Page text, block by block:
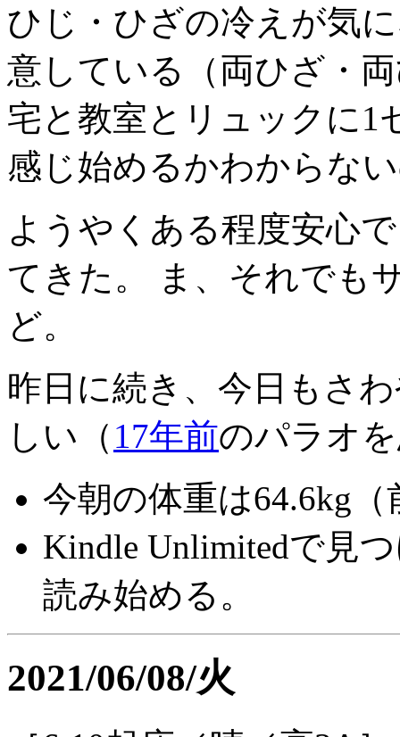
ひじ・ひざの冷えが気
意している（両ひざ・
宅と教室とリュックに
感じ始めるかわからな
ようやくある程度安心
てきた。 ま、それでも
ど。
昨日に続き、今日もさ
しい（ 17年前のパラオ
今朝の体重は64.6kg（
Kindle Unlimitedで見
読み始める。
2021/06/08/火